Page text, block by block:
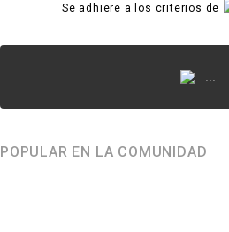
Se adhiere a los criterios de
...
POPULAR EN LA COMUNIDAD